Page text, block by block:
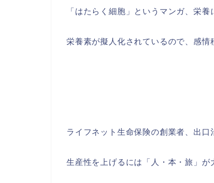
「はたらく細胞」というマンガ、栄
栄養素が擬人化されているので、感
ライフネット生命保険の創業者、出口
生産性を上げるには「人・本・旅」が